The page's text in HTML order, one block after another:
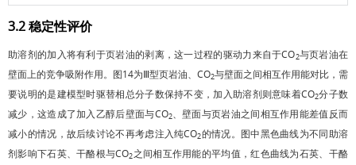
3.2 稳定性评价
助溶剂的加入将有利于页岩油的剥离，这一过程的驱动力来自于CO2与页岩油在
壁面上的竞争吸附作用。 图14为Ⅲ型页岩油、CO2与壁面之间相互作用能对比，需
要说明的是建模型时驱替相总分子数保持不变，加入助溶剂则意味着CO2分子数
减少，这造成了加入乙醇后壁面与CO2、壁面与页岩油之间相互作用能差值反而
减小的情况，故后续讨论不再考虑注入纯CO2的情况。图中黑色曲线为不同助溶
剂影响下石英、干酪根与CO2之间相互作用能的平均值，红色曲线为石英、干酪